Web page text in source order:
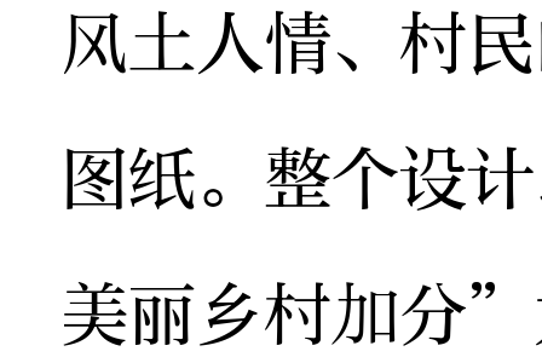
风土人情、村
图纸。整个设
美丽乡村加分